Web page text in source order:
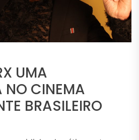
UMA
NO CINEMA
BRASILEIRO